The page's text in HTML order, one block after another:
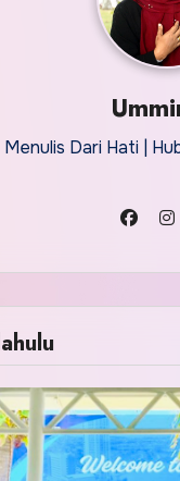
Menulis Dari Hati |